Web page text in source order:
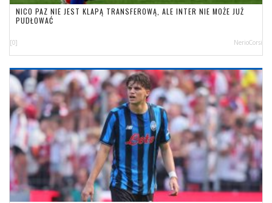
NICO PAZ NIE JEST KLAPĄ TRANSFEROWĄ, ALE INTER NIE MOŻE JUŻ
PUDŁOWAĆ
[0] NerioCorsi